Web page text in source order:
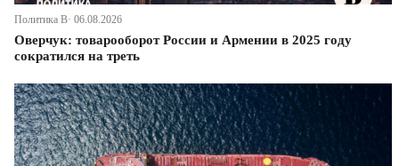
Политика В· 06.08.2026
Оверчук: товарооборот России и Армении в 2025 году
сократился на треть